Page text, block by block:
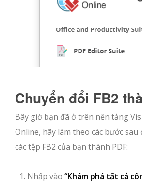
Chuyển đổi FB2
Bây giờ bạn đã ở trên nền tảng
Online, hãy làm theo các bước sau
các tệp FB2 của bạn thành PDF:
Nhấp vào “Khám phá tất cả